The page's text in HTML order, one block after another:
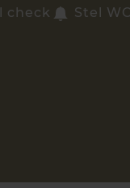
check Stel